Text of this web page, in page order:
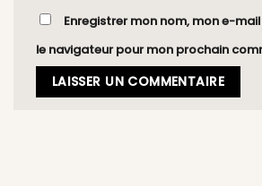
Enregistrer mon nom, mon e-
le navigateur pour mon prochain